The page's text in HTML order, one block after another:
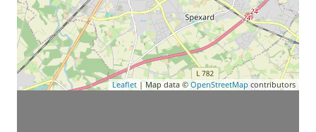
Leaflet | Map data © OpenStreetMap contributors